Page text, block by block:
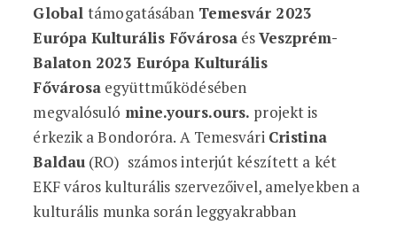
Globaltámogatásában Temesvár 2023
Európa Kulturális Fővárosa ésVeszprém-
Balaton 2023 Európa Kulturális
Fővárosa együttműködésében
megvalósuló mine.yours.ours. projekt is
érkezik a Bondoróra. A Temesvári Cristina
Baldau (RO) számos interjút készített a két
EKF város kulturális szervezőivel, amelyekben a
kulturális munka során leggyakrabban